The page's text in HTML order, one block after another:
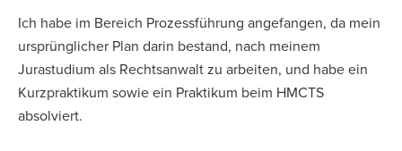
Ich habe im Bereich Prozessführung angefangen, da mein
ursprünglicher Plan darin bestand, nach meinem
Jurastudium als Rechtsanwalt zu arbeiten, und habe ein
Kurzpraktikum sowie ein Praktikum beim HMCTS
absolviert.